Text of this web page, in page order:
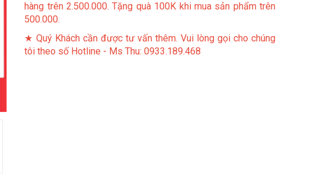
hàng trên 2.500.000. Tặng quà 100K khi mua sản phẩm trên
500.000.
★ Quý Khách cần được tư vấn thêm. Vui lòng gọi cho chúng
tôi theo số Hotline - Ms Thu: 0933.189.468